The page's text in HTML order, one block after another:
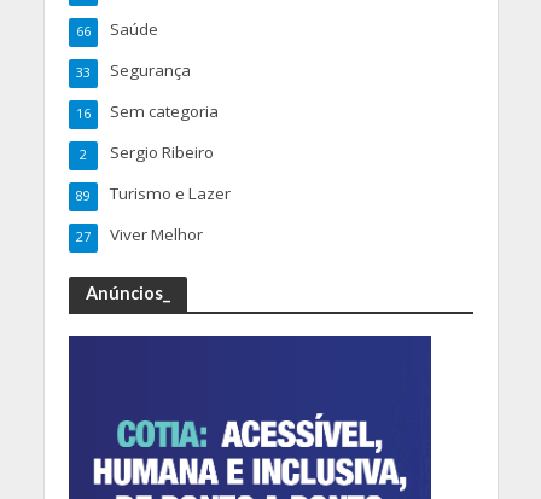
Saúde
66
Segurança
33
Sem categoria
16
Sergio Ribeiro
2
Turismo e Lazer
89
Viver Melhor
27
Anúncios_